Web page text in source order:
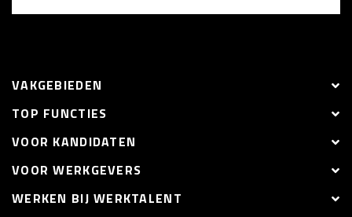
VAKGEBIEDEN
TOP FUNCTIES
VOOR KANDIDATEN
VOOR WERKGEVERS
WERKEN BIJ WERKTALENT